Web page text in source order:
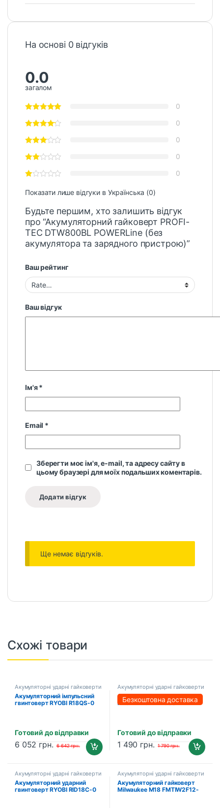
На основі 0 відгуків
0.0
загалом
0
0
0
0
0
Показати лише відгуки в Українська (0)
Будьте першим, хто залишить відгук
про “Акумуляторний гайковерт PROFI-
TEC DTW800BL POWERLine (без
акумулятора та зарядного пристрою)”
Ваш рейтинг
Ваш відгук
Ім'я*
Email *
Зберегти моє ім'я, e-mail, та адресу сайту в
цьому браузері для моїх подальших коментарів.
Ще немає відгуків.
Схожі товари
Акумуляторні ударні гайковерти
та імпакти
Акумуляторний імпульсний
гвинтоверт RYOBI R18QS-0
Готовий до відправки
6 052 грн. 6 642грн.
Акумуляторні ударні гайковерти
та імпакти
Безкоштовна доставка
Акумуляторний гайковерт
PROFI-TEC DTW500BL
Готовий до відправки
1 490 грн. 1 790грн.
Акумуляторні ударні гайковерти
та імпакти
Акумуляторний ударний
гвинтоверт RYOBI RID18C-0
Акумуляторні ударні гайковерти
та імпакти
Акумуляторний гайковерт
Milwaukee M18 FMTIW2F12-